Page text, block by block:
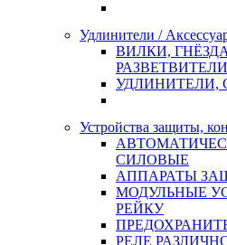
Удлинители /
ВИЛКИ,
РАЗВЕТВИТЕЛИ
УДЛИНИТЕЛИ,
Устройства защиты,
СИЛОВЫЕ
АППАРАТЫ
МОДУЛЬНЫЕ
РЕЙКУ
РЕЛЕ